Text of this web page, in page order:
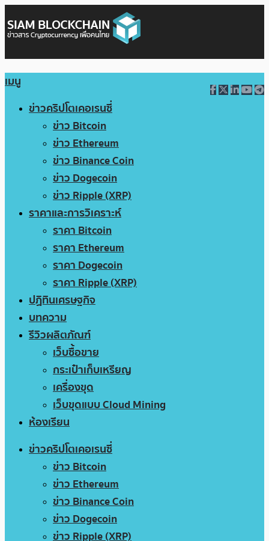
เมนู
ข่าวคริปโตเคอเรนซี่
ข่าว Bitcoin
ข่าว Ethereum
ข่าว Binance Coin
ข่าว Dogecoin
ข่าว Ripple (XRP)
ราคาและการวิเคราะห์
ราคา Bitcoin
ราคา Ethereum
ราคา Dogecoin
ราคา Ripple (XRP)
ปฏิทินเศรษฐกิจ
บทความ
รีวิวผลิตภัณฑ์
เว็บซื้อขาย
กระเป๋าเก็บเหรียญ
เครื่องขุด
เว็บขุดแบบ Cloud Mining
ห้องเรียน
ข่าวคริปโตเคอเรนซี่
ข่าว Bitcoin
ข่าว Ethereum
ข่าว Binance Coin
ข่าว Dogecoin
ข่าว Ripple (XRP)